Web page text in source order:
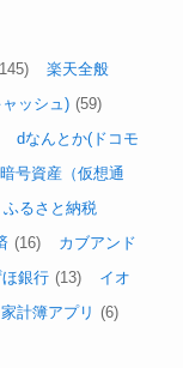
楽天全般
ッシュ) (59)
dなんとか(ドコモ
暗号資産（仮想通
ふるさと納税
(16)
カブアンド
銀行 (13)
イオ
家計簿アプリ (6)